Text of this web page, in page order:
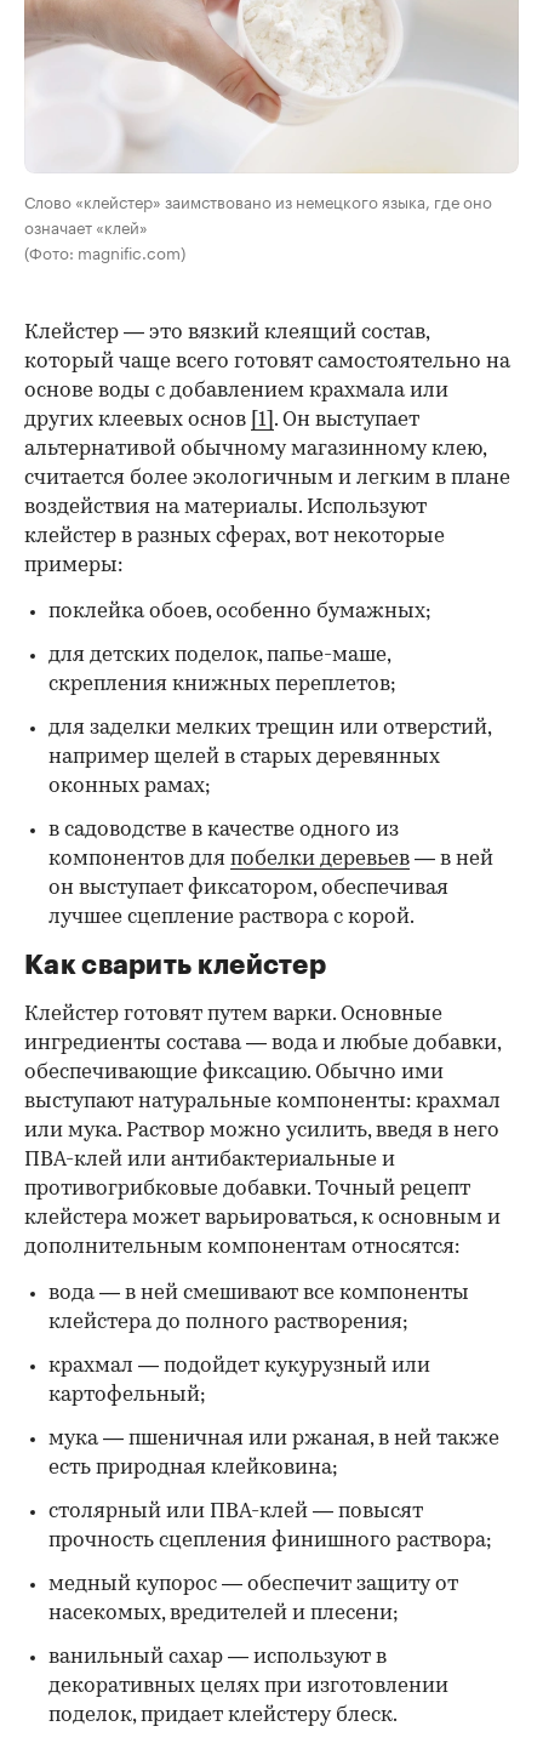
Слово «клейстер» заимствовано из немецкого языка, где оно
означает «клей»
(Фото: magnific.com)
00:00 / 00:00
Клейстер — это вязкий клеящий состав,
который чаще всего готовят самостоятельно на
основе воды с добавлением крахмала или
других клеевых основ [1] . Он выступает
альтернативой обычному магазинному клею,
считается более экологичным и легким в плане
воздействия на материалы. Используют
клейстер в разных сферах, вот некоторые
примеры:
поклейка обоев, особенно бумажных;
для детских поделок, папье-маше,
скрепления книжных переплетов;
для заделки мелких трещин или отверстий,
например щелей в старых деревянных
оконных рамах;
в садоводстве в качестве одного из
компонентов для побелки деревьев — в ней
он выступает фиксатором, обеспечивая
лучшее сцепление раствора с корой.
Как сварить клейстер
Клейстер готовят путем варки. Основные
ингредиенты состава — вода и любые добавки,
обеспечивающие фиксацию. Обычно ими
выступают натуральные компоненты: крахмал
или мука. Раствор можно усилить, введя в него
ПВА-клей или антибактериальные и
противогрибковые добавки. Точный рецепт
клейстера может варьироваться, к основным и
дополнительным компонентам относятся:
вода — в ней смешивают все компоненты
клейстера до полного растворения;
крахмал — подойдет кукурузный или
картофельный;
мука — пшеничная или ржаная, в ней также
есть природная клейковина;
столярный или ПВА-клей — повысят
прочность сцепления финишного раствора;
медный купорос — обеспечит защиту от
насекомых, вредителей и плесени;
ванильный сахар — используют в
декоративных целях при изготовлении
поделок, придает клейстеру блеск.